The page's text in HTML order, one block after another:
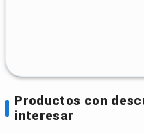
Productos con
interesar